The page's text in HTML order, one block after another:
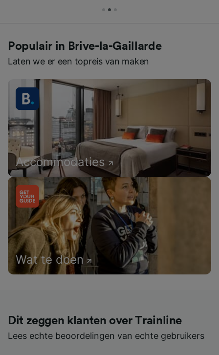
Populair in Brive-la-Gaillarde
Laten we er een topreis van maken
Accommodaties
Wat te doen
Dit zeggen klanten over Trainline
Lees echte beoordelingen van echte gebruikers